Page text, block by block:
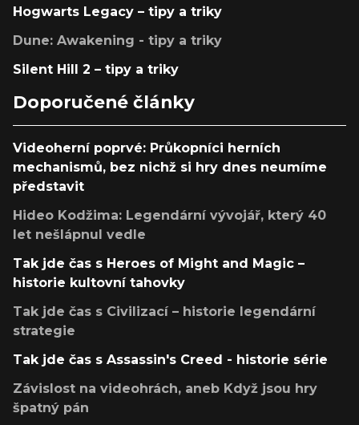
Hogwarts Legacy – tipy a triky
Dune: Awakening - tipy a triky
Silent Hill 2 – tipy a triky
Doporučené články
Videoherní poprvé: Průkopníci herních
mechanismů, bez nichž si hry dnes neumíme
představit
Hideo Kodžima: Legendární vývojář, který 40
let nešlápnul vedle
Tak jde čas s Heroes of Might and Magic –
historie kultovní tahovky
Tak jde čas s Civilizací – historie legendární
strategie
Tak jde čas s Assassin's Creed - historie série
Závislost na videohrách, aneb Když jsou hry
špatný pán